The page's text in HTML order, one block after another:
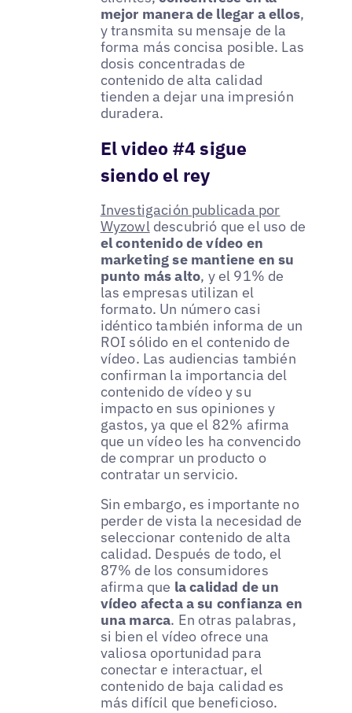
mejor manera de llegar a ellos,
y transmita su mensaje de la
forma más concisa posible. Las
dosis concentradas de
contenido de alta calidad
tienden a dejar una impresión
duradera.
El video #4 sigue
siendo el rey
Investigación publicada por
Wyzowldescubrió que el uso de
el contenido de vídeo en
marketing se mantiene en su
punto más alto, y el 91% de
las empresas utilizan el
formato. Un número casi
idéntico también informa de un
ROI sólido en el contenido de
vídeo. Las audiencias también
confirman la importancia del
contenido de vídeo y su
impacto en sus opiniones y
gastos, ya que el 82% afirma
que un vídeo les ha convencido
de comprar un producto o
contratar un servicio.
Sin embargo, es importante no
perder de vista la necesidad de
seleccionar contenido de alta
calidad. Después de todo, el
87% de los consumidores
afirma que la calidad de un
vídeo afecta a su confianza en
una marca. En otras palabras,
si bien el vídeo ofrece una
valiosa oportunidad para
conectar e interactuar, el
contenido de baja calidad es
más difícil que beneficioso.